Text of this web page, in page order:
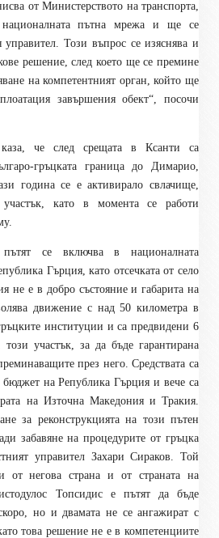
от Министерството на транспорта,
пътна мрежа и ще се
управител. Този въпрос се изяснява и
решение, след което ще се премине
на компетентният орган, който ще
завършения обект“, посочи
каза, че след срещата в Ксанти са
гръцката граница до Димарио,
година се е активирало свлачище,
като в момента се работи
се включва в националната
Гърция, като отсечката от село
не е в добро състояние и габарита на
движение с над 50 километра в
институции и са предвидени 6
участък, за да бъде гарантирана
през него. Средствата са
на Република Гърция и вече са
на Източна Македония и Тракия.
за реконструкцията на този пътен
забавяне на процедурите от гръцка
управител Захари Сираков. Той
от негова страна и от страната на
Топсидис е пътят да бъде
но и двамата не се ангажират с
това решение не е в компетенциите